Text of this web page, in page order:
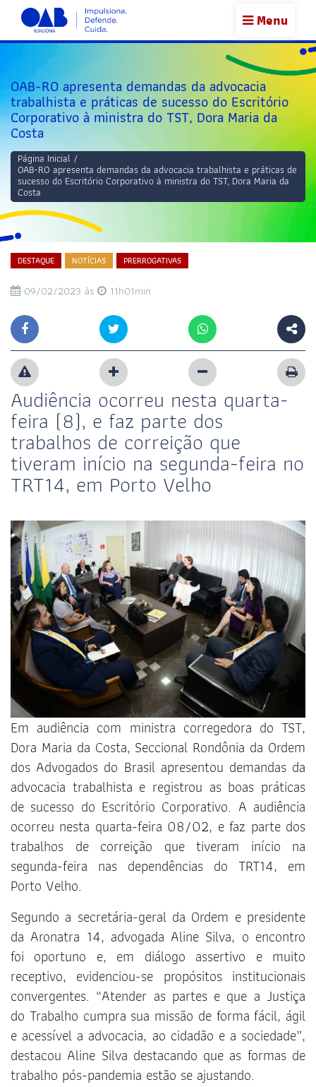
Menu
OAB-RO apresenta demandas da advocacia
trabalhista e práticas de sucesso do Escritório
Corporativo à ministra do TST, Dora Maria da
Costa
Página Inicial /
OAB-RO apresenta demandas da advocacia trabalhista e práticas de
sucesso do Escritório Corporativo à ministra do TST, Dora Maria da
Costa
DESTAQUE NOTÍCIAS PRERROGATIVAS
09/02/2023 às 11h01min
Audiência ocorreu nesta quarta-
feira (8), e faz parte dos
trabalhos de correição que
tiveram início na segunda-feira no
TRT14, em Porto Velho
Em audiência com ministra corregedora do TST,
Dora Maria da Costa, Seccional Rondônia da Ordem
dos Advogados do Brasil apresentou demandas da
advocacia trabalhista e registrou as boas práticas
de sucesso do Escritório Corporativo. A audiência
ocorreu nesta quarta-feira 08/02, e faz parte dos
trabalhos de correição que tiveram início na
segunda-feira nas dependências do TRT14, em
Porto Velho.
Segundo a secretária-geral da Ordem e presidente
da Aronatra 14, advogada Aline Silva, o encontro
foi oportuno e, em diálogo assertivo e muito
receptivo, evidenciou-se propósitos institucionais
convergentes. “Atender as partes e que a Justiça
do Trabalho cumpra sua missão de forma fácil, ágil
e acessível a advocacia, ao cidadão e a sociedade”,
destacou Aline Silva destacando que as formas de
trabalho pós-pandemia estão se ajustando.